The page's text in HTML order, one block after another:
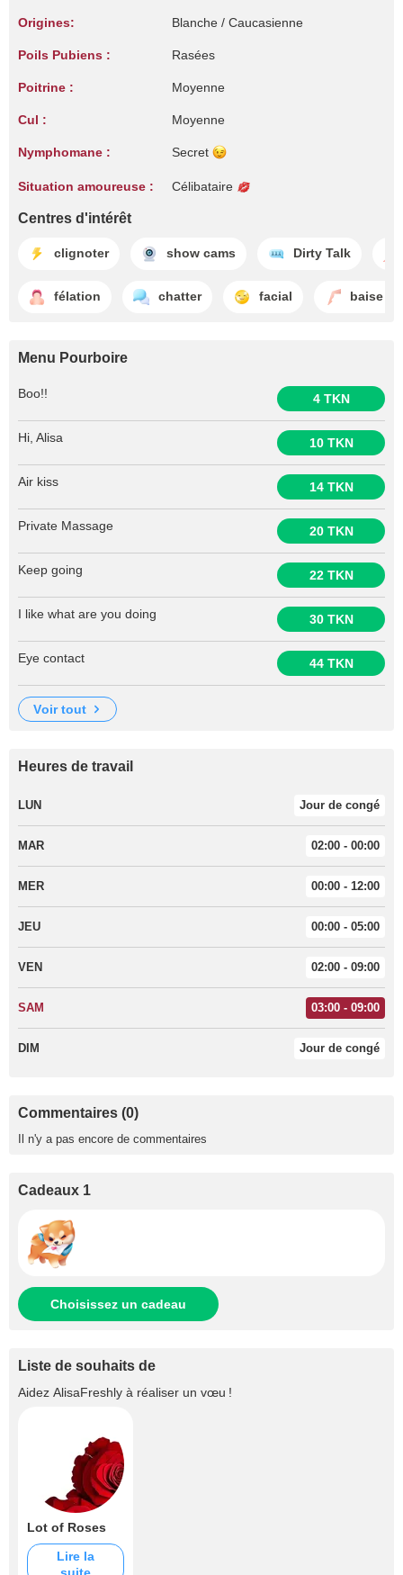
Origines: Blanche / Caucasienne
Poils Pubiens : Rasées
Poitrine : Moyenne
Cul : Moyenne
Nymphomane : Secret
Situation amoureuse : Célibataire
Centres d'intérêt
clignoter show cams Dirty Talk
félation chatter facial baise
Menu Pourboire
Boo!! 4 TKN
Hi, Alisa 10 TKN
Air kiss 14 TKN
Private Massage 20 TKN
Keep going 22 TKN
I like what are you doing 30 TKN
Eye contact 44 TKN
voir tout
Heures de travail
LUN Jour de congé
MAR 02:00 - 00:00
MER 00:00 - 12:00
JEU 00:00 - 05:00
VEN 02:00 - 09:00
SAM 03:00 - 09:00
DIM Jour de congé
Commentaires (0)
Il n'y a pas encore de commentaires
Cadeaux 1
Choisissez un cadeau
Liste de souhaits de
Aidez AlisaFreshly à réaliser un vœu !
Lot of Roses
Lire la
suite